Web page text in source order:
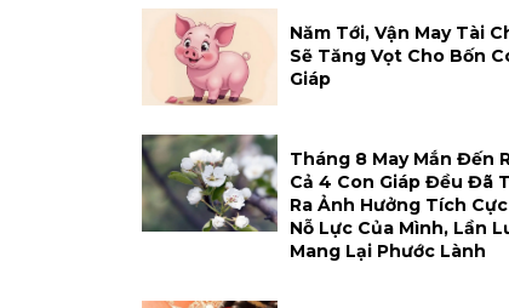
Năm Tới, Vận May Tài
Sẽ Tăng Vọt Cho Bốn
Giáp
Tháng 8 May Mắn Đến
Cả 4 Con Giáp Đều Đã
Ra Ảnh Hưởng Tích
Nỗ Lực Của Mình, Lần
Mang Lại Phước Lành